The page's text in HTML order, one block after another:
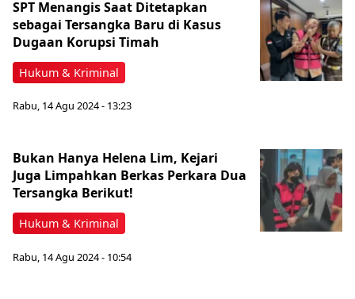
Hukum & Kriminal
SPT Menangis Saat Ditetapkan
sebagai Tersangka Baru di Kasus
Dugaan Korupsi Timah
Rabu, 14 Agu 2024 - 13:23
Hukum & Kriminal
Bukan Hanya Helena Lim, Kejari
Juga Limpahkan Berkas Perkara Dua
Tersangka Berikut!
Rabu, 14 Agu 2024 - 10:54